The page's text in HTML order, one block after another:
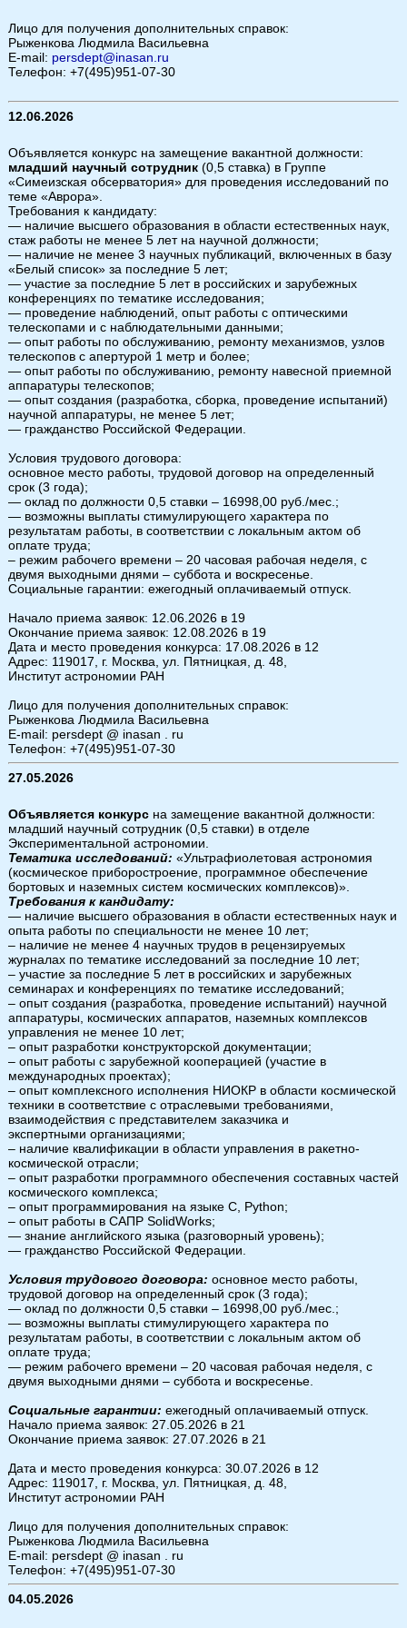
Лицо для получения дополнительных справок:
Рыженкова Людмила Васильевна
E-mail: persdept@inasan.ru
Телефон: +7(495)951-07-30
12.06.2026
Объявляется конкурс на замещение вакантной должности:
младший научный сотрудник (0,5 ставка) в Группе
«Симеизская обсерватория» для проведения исследований по
теме «Аврора».
Требования к кандидату:
— наличие высшего образования в области естественных наук,
стаж работы не менее 5 лет на научной должности;
— наличие не менее 3 научных публикаций, включенных в базу
«Белый список» за последние 5 лет;
— участие за последние 5 лет в российских и зарубежных
конференциях по тематике исследования;
— проведение наблюдений, опыт работы с оптическими
телескопами и с наблюдательными данными;
— опыт работы по обслуживанию, ремонту механизмов, узлов
телескопов с апертурой 1 метр и более;
— опыт работы по обслуживанию, ремонту навесной приемной
аппаратуры телескопов;
— опыт создания (разработка, сборка, проведение испытаний)
научной аппаратуры, не менее 5 лет;
— гражданство Российской Федерации.
Условия трудового договора:
основное место работы, трудовой договор на определенный
срок (3 года);
— оклад по должности 0,5 ставки – 16998,00 руб./мес.;
— возможны выплаты стимулирующего характера по
результатам работы, в соответствии с локальным актом об
оплате труда;
– режим рабочего времени – 20 часовая рабочая неделя, с
двумя выходными днями – суббота и воскресенье.
Социальные гарантии: ежегодный оплачиваемый отпуск.
Начало приема заявок: 12.06.2026 в 19
Окончание приема заявок: 12.08.2026 в 19
Дата и место проведения конкурса: 17.08.2026 в 12
Адрес: 119017, г. Москва, ул. Пятницкая, д. 48,
Институт астрономии РАН
Лицо для получения дополнительных справок:
Рыженкова Людмила Васильевна
E-mail: persdept @ inasan . ru
Телефон: +7(495)951-07-30
27.05.2026
Объявляется конкурс на замещение вакантной должности:
младший научный сотрудник (0,5 ставки) в отделе
Экспериментальной астрономии.
Тематика исследований: «Ультрафиолетовая астрономия
(космическое приборостроение, программное обеспечение
бортовых и наземных систем космических комплексов)».
Требования к кандидату:
— наличие высшего образования в области естественных наук и
опыта работы по специальности не менее 10 лет;
– наличие не менее 4 научных трудов в рецензируемых
журналах по тематике исследований за последние 10 лет;
– участие за последние 5 лет в российских и зарубежных
семинарах и конференциях по тематике исследований;
– опыт создания (разработка, проведение испытаний) научной
аппаратуры, космических аппаратов, наземных комплексов
управления не менее 10 лет;
– опыт разработки конструкторской документации;
– опыт работы с зарубежной кооперацией (участие в
международных проектах);
– опыт комплексного исполнения НИОКР в области космической
техники в соответствие с отраслевыми требованиями,
взаимодействия с представителем заказчика и
экспертными организациями;
– наличие квалификации в области управления в ракетно-
космической отрасли;
– опыт разработки программного обеспечения составных частей
космического комплекса;
– опыт программирования на языке С, Python;
– опыт работы в САПР SolidWorks;
— знание английского языка (разговорный уровень);
— гражданство Российской Федерации.
Условия трудового договора: основное место работы,
трудовой договор на определенный срок (3 года);
— оклад по должности 0,5 ставки – 16998,00 руб./мес.;
— возможны выплаты стимулирующего характера по
результатам работы, в соответствии с локальным актом об
оплате труда;
— режим рабочего времени – 20 часовая рабочая неделя, с
двумя выходными днями – суббота и воскресенье.
Социальные гарантии: ежегодный оплачиваемый отпуск.
Начало приема заявок: 27.05.2026 в 21
Окончание приема заявок: 27.07.2026 в 21
Дата и место проведения конкурса: 30.07.2026 в 12
Адрес: 119017, г. Москва, ул. Пятницкая, д. 48,
Институт астрономии РАН
Лицо для получения дополнительных справок:
Рыженкова Людмила Васильевна
E-mail: persdept @ inasan . ru
Телефон: +7(495)951-07-30
04.05.2026